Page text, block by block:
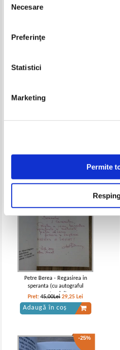
consimțământului
Necesare
Preferinţe
Statistici
Marketing
Permite
obiectul metafora (cu autograful
Petre Berea - Regasirea in
speranta (cu autograful
autorului)
Pret:45,00Lei 29,25 Lei
Adaugă în coș
-25%